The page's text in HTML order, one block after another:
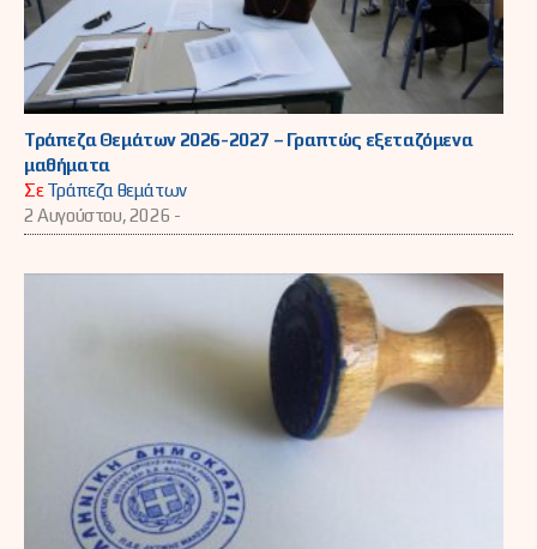
Τράπεζα Θεμάτων 2026-2027 – Γραπτώς εξεταζόμενα
μαθήματα
ΣεΤράπεζα θεμάτων
2 Αυγούστου, 2026 -